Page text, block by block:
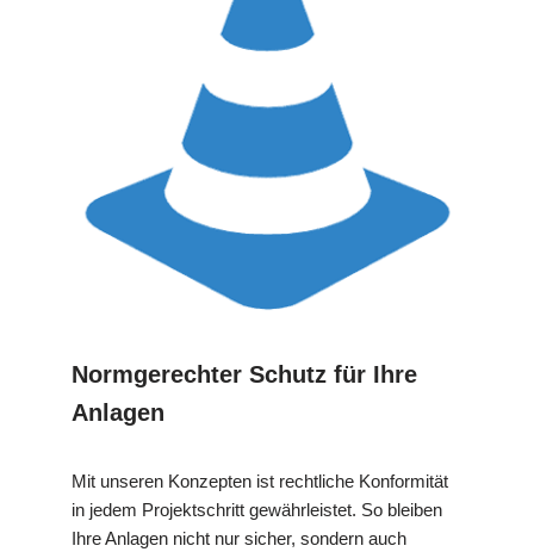
Normgerechter Schutz für Ihre
Anlagen
Mit unseren Konzepten ist rechtliche Konformität
in jedem Projektschritt gewährleistet. So bleiben
Ihre Anlagen nicht nur sicher, sondern auch